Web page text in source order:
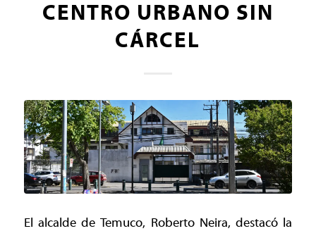
CENTRO URBANO SIN
CÁRCEL
El alcalde de Temuco, Roberto Neira, destacó la